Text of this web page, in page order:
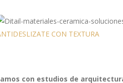
CON TEXTURA
con estudios de